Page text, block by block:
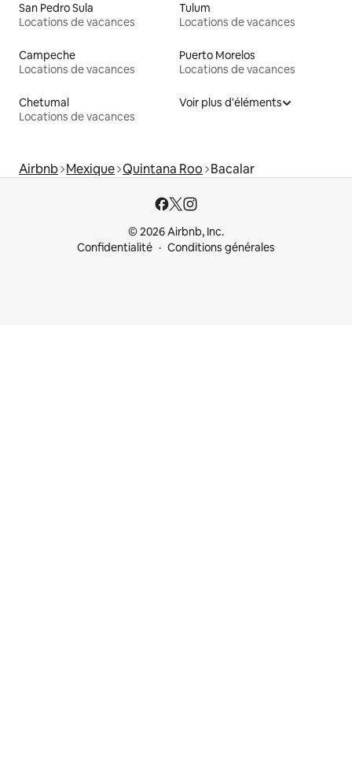
San Pedro Sula
Locations de vacances
Tulum
Locations de vacances
Campeche
Locations de vacances
Puerto Morelos
Locations de vacances
Chetumal
Locations de vacances
Voir plus d'éléments
Airbnb Mexique Quintana Roo Bacalar
© 2026 Airbnb, Inc.
Confidentialité
Conditions générales